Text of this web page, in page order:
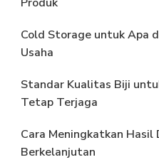
Cold Storage untuk Apa
Usaha
Standar Kualitas Biji
Tetap Terjaga
Cara Meningkatkan Hasil
Berkelanjutan